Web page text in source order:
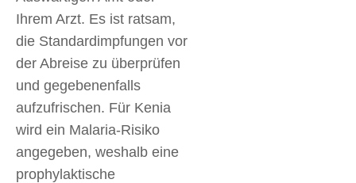
Ihrem Arzt. Es ist ratsam,
die Standardimpfungen vor
der Abreise zu überprüfen
und gegebenenfalls
aufzufrischen. Für Kenia
wird ein Malaria-Risiko
angegeben, weshalb eine
prophylaktische